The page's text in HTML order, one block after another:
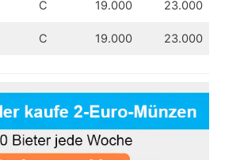
C 19.000 23.000
C 19.000 23.000